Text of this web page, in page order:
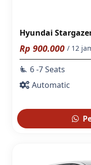
Hyundai
Rp 900.000 / 12
airline_seat_recline_extra 6 -7 Seats
Automatic